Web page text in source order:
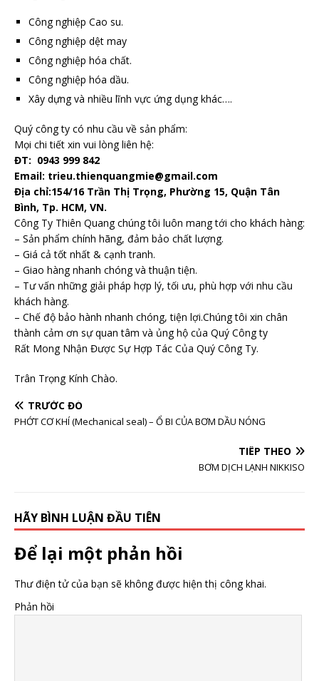
Công nghiệp Cao su.
Công nghiệp dệt may
Công nghiệp hóa chất.
Công nghiệp hóa dầu.
Xây dựng và nhiều lĩnh vực ứng dụng khác….
Quý công ty có nhu cầu về sản phẩm:
Mọi chi tiết xin vui lòng liên hệ:
ĐT: 0943 999 842
Email: trieu.thienquangmie@gmail.com
Địa chỉ:154/16 Trần Thị Trọng, Phường 15, Quận Tân
Bình, Tp. HCM, VN.
Công Ty Thiên Quang chúng tôi luôn mang tới cho khách hàng:
– Sản phẩm chính hãng, đảm bảo chất lượng.
– Giá cả tốt nhất & cạnh tranh.
– Giao hàng nhanh chóng và thuận tiện.
– Tư vấn những giải pháp hợp lý, tối ưu, phù hợp với nhu cầu
khách hàng.
– Chế độ bảo hành nhanh chóng, tiện lợi.Chúng tôi xin chân
thành cảm ơn sự quan tâm và ủng hộ của Quý Công ty
Rất Mong Nhận Được Sự Hợp Tác Của Quý Công Ty.
Trân Trọng Kính Chào.
TRƯỚC ĐÓ
PHỚT CƠ KHÍ (Mechanical seal) – Ổ BI CỦA BƠM DẦU NÓNG
TIẾP THEO
BƠM DỊCH LẠNH NIKKISO
HÃY BÌNH LUẬN ĐẦU TIÊN
Để lại một phản hồi
Thư điện tử của bạn sẽ không được hiện thị công khai.
Phản hồi